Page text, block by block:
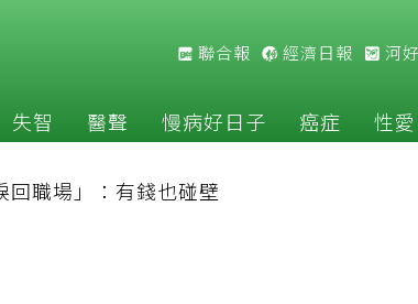
聯合報 經濟日報 河
失智 醫聲 慢病好日子 癌症 性愛
職場」：有錢也碰壁